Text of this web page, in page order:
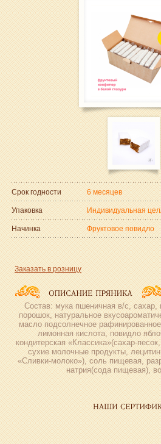
Срок годности 6 месяцев
Упаковка Индивидуальная
Начинка Фруктовое повидло
Заказать в розницу
Состав: мука пшеничная в/с, сахар,
порошок, натуральное
масло подсолнечное
лимонная кислота, повидло
кондитерская «Классика»(сахар-
сухие молочные продукты,
«Сливки-молоко»), соль пищевая,
натрия(сода пищевая),